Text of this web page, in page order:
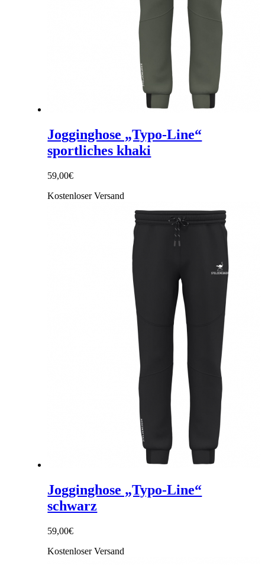
Jogginghose „Typo-Line“
sportliches khaki
59,00€
Kostenloser Versand
Jogginghose „Typo-Line“
schwarz
59,00€
Kostenloser Versand